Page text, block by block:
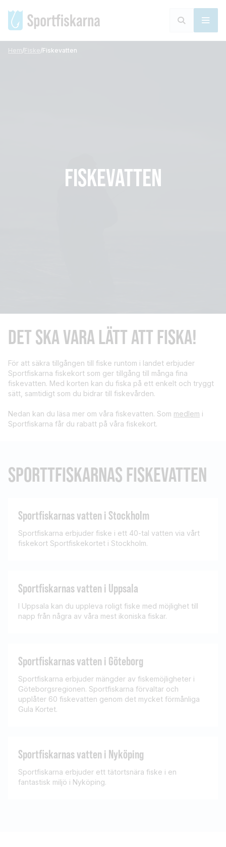
Hem/Fiske/Fiskevatten
FISKEVATTEN
DET SKA VARA LÄTT ATT FISKA!
För att säkra tillgången till fiske runtom i landet erbjuder
Sportfiskarna fiskekort som ger tillgång till många fina
fiskevatten. Med korten kan du fiska på ett enkelt och tryggt
sätt, samtidigt som du bidrar till fiskevården.
Nedan kan du läsa mer om våra fiskevatten. Som medlem i
Sportfiskarna får du rabatt på våra fiskekort.
SPORTTFISKARNAS FISKEVATTEN
Sportfiskarnas vatten i Stockholm
Sportfiskarna erbjuder fiske i ett 40-tal vatten via vårt
fiskekort Sportfiskekortet i Stockholm.
Sportfiskarnas vatten i Uppsala
I Uppsala kan du uppleva roligt fiske med möjlighet till
napp från några av våra mest ikoniska fiskar.
Sportfiskarnas vatten i Göteborg
Sportfiskarna erbjuder mängder av fiskemöjligheter i
Göteborgsregionen. Sportfiskarna förvaltar och
upplåter 60 fiskevatten genom det mycket förmånliga
Gula Kortet.
Sportfiskarnas vatten i Nyköping
Sportfiskarna erbjuder ett tätortsnära fiske i en
fantastisk miljö i Nyköping.